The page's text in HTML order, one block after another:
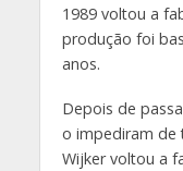
1989 voltou a
produção foi
anos.
Depois de
o impediram de
Wijker voltou a